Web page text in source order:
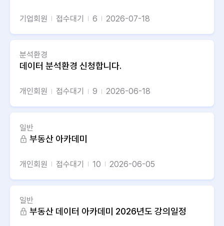
기업회원 접수대기 6 2026-07-18
분석환경
데이터 분석환경 신청합니다.
개인회원 접수대기 9 2026-06-18
일반
부동산 아카데미
개인회원 접수대기 10 2026-06-05
일반
부동산 데이터 아카데미 2026년도 강의일정